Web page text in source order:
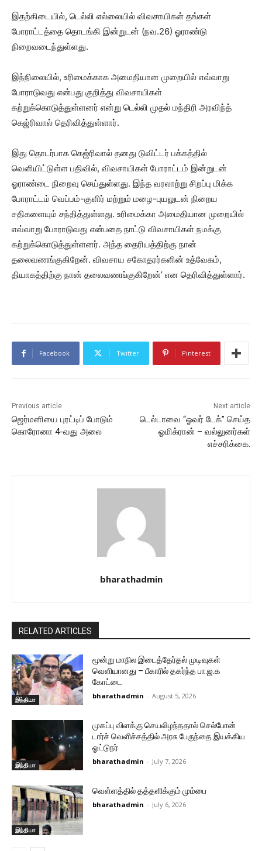
இதற்கிடையில், டெல்லி எல்லையில் விவசாயிகள் தங்கள்
போராட்டத்தை தொடங்கி இன்றுடன் (நவ.26) ஓராண்டு
நிறைவடைந்துள்ளது.
இந்நிலையில், உரிமைக்காக அமைதியான முறையில் எவ்வாறு
போராடுவது என்பது குறித்து விவசாயிகள்
கற்றுக்கொடுத்துள்ளனர் என்று டெல்லி முதல் மந்திரி அரவிந்த்
கெஜ்ரிவால் தெரிவித்துள்ளார்.
இது தொடர்பாக கெஜ்ரிவால் தனது டுவிட்டர் பக்கத்தில்
வெளியிட்டுள்ள பதிவில், விவசாயிகள் போராட்டம் இன்றுடன்
ஓராண்டை நிறைவு செய்துள்ளது. இந்த வரலாற்று சிறப்பு மிக்க
போராட்டம் வெப்பம்-குளிர் மற்றும் மழை-புயலுடன் நிறைய
சதிகளையும் சந்தித்துள்ளது. உரிமைக்கா அமைதியான முறையில்
எவ்வாறு போராடுவது என்பதை நாட்டு விவசாயிகள் நமக்கு
கற்றுக்கொடுத்துள்ளனர். அந்த தைரியத்திற்கு நான்
தலைவணங்குகிறேன். விவசாய சகோதரர்களின் உத்வேகம்,
தியாகத்திற்கு நான் தலைவணங்குகிறேன்’ என தெரிவித்துள்ளார்.
Facebook Twitter Pinterest
Previous article
ஜெர்மனியை புரட்டிப் போடும்
கொரோனா 4-வது அலை
Next article
டெல்டாவை “ஓவர் டேக்” செய்த
ஓமிக்ரான் – வல்லுனர்கள்
எச்சரிக்கை.
bharathadmin
RELATED ARTICLES
இந்தியா
மூன்று மாநில இடைத்தேர்தல் முடிவுகள்
வெளியானது – பீகாரில் தகர்ந்த பா.ஜ.க
கோட்டை
bharathadmin - August 5, 2026
இந்தியா
முகப்பு விளக்கு செயலிழந்ததால் செல்போன்
டார்ச் வெளிச்சத்தில் அரசு பேருந்தை இயக்கிய
ஓட்டுநர்
bharathadmin - July 7, 2026
இந்தியா
வெள்ளத்தில் தத்தளிக்கும் மும்பை
bharathadmin - July 6, 2026